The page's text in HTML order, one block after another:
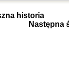
historia
Następna